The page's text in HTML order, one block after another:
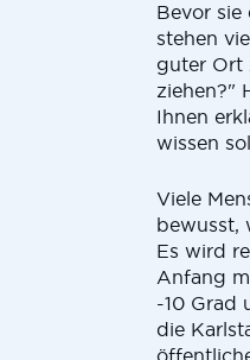
Bevor sie
stehen
guter Ort
ziehen?"
Ihnen
wissen
Viele
bewusst,
Es wird
Anfang
-10 Grad
die